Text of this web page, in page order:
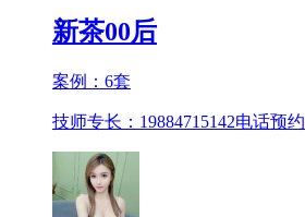
新茶00后
案例： 6套
技师专长：19884715142电话预约